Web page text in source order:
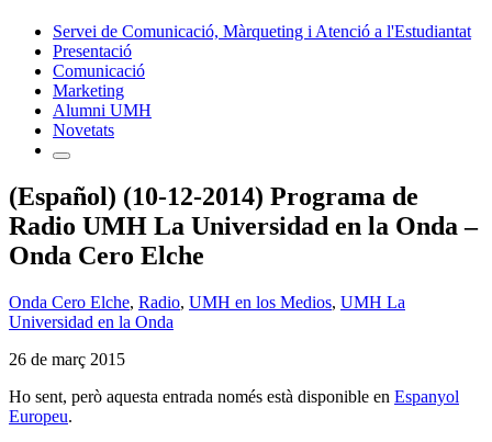
Servei de Comunicació, Màrqueting i Atenció a l'Estudiantat
Presentació
Comunicació
Marketing
Alumni UMH
Novetats
(Español) (10-12-2014) Programa de
Radio UMH La Universidad en la Onda –
Onda Cero Elche
Onda Cero Elche, Radio, UMH en los Medios, UMH La
Universidad en la Onda
26 de març 2015
Ho sent, però aquesta entrada només està disponible en Espanyol
Europeu.